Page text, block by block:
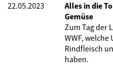
22.05.2023
Alles in die
Gemüse
Zum Tag der
WWF,
Rindfleisch
haben.